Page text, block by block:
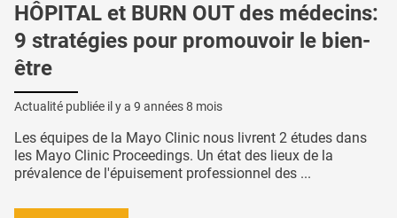
HÔPITAL et BURN OUT des médecins:
9 stratégies pour promouvoir le bien-
être
Actualité publiée il y a 9 années 8 mois
Les équipes de la Mayo Clinic nous livrent 2 études dans
les Mayo Clinic Proceedings. Un état des lieux de la
prévalence de l'épuisement professionnel des ...